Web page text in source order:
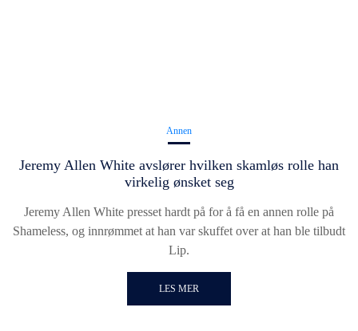
Annen
Jeremy Allen White avslører hvilken skamløs rolle han
virkelig ønsket seg
Jeremy Allen White presset hardt på for å få en annen rolle på
Shameless, og innrømmet at han var skuffet over at han ble tilbudt
Lip.
LES MER